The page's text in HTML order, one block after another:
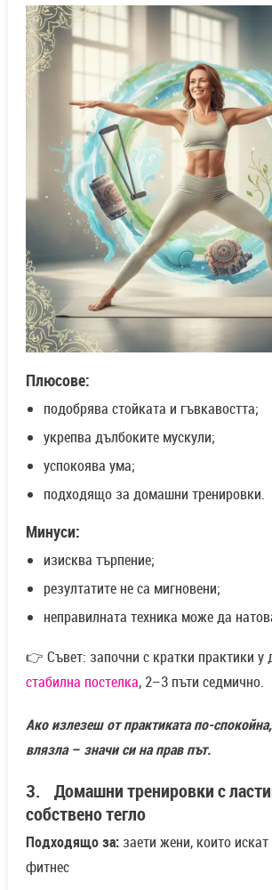
Плюсове:
подобрява стойката и гъвкавостта;
укрепва дълбоките мускули;
успокоява ума;
подходящо за домашни тренировки.
Минуси:
изисква търпение;
резултатите не са мигновени;
неправилната техника може да
👉 Съвет: започни с кратки практики у
стабилна постелка, 2–3 пъти седмично.
Ако излезеш от практиката по-
влязла – значи си на прав път.
3. Домашни тренировки с
собствено тегло
Подходящо за:заети жени, които искат
фитнес